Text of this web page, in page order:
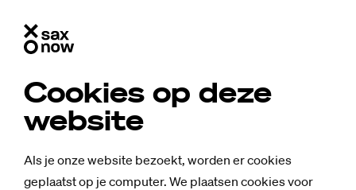
Cookies op deze
website
Als je onze website bezoekt, worden er cookies
geplaatst op je computer. We plaatsen cookies voor